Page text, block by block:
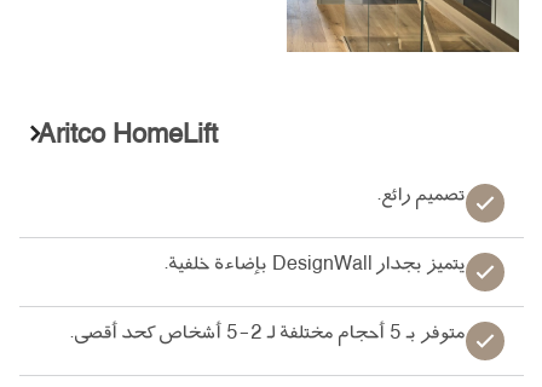
Aritco HomeLift
تصميم رائع.
يتميز بجدار DesignWall بإضاءة خلفية.
متوفر بـ 5 أحجام مختلفة لـ 2-5 أشخاص كحد أقصى.